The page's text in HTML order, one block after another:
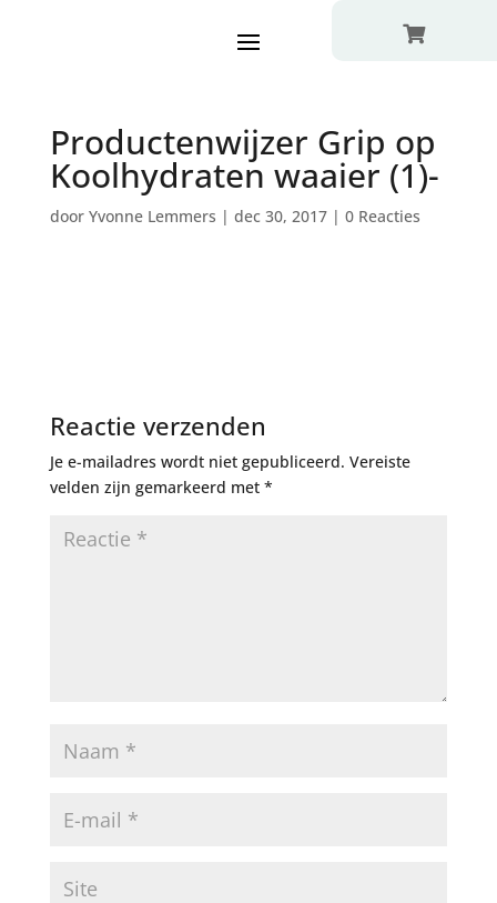

Productenwijzer Grip op
Koolhydraten waaier (1)-
door Yvonne Lemmers | dec 30, 2017| 0 Reacties
Reactie verzenden
Je e-mailadres wordt niet gepubliceerd. Vereiste
velden zijn gemarkeerd met *